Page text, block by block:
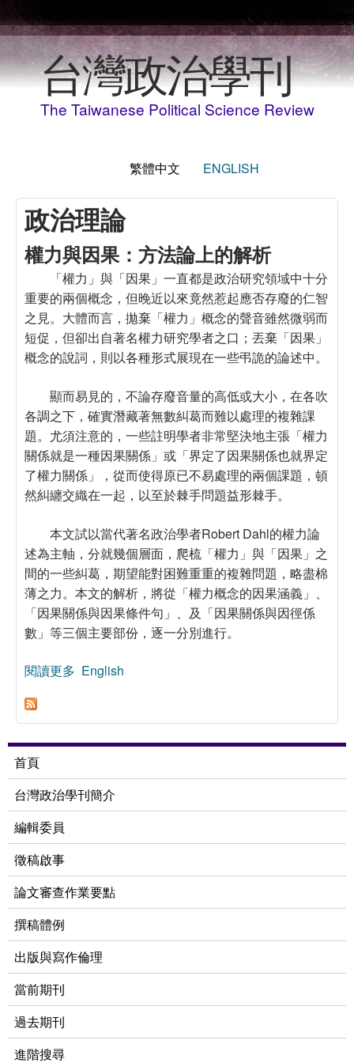
台灣政治學刊
The Taiwanese Political Science Review
繁體中文 ENGLISH
政治理論
權力與因果：方法論上的解析
「權力」與「因果」一直都是政治研究領域中十分
重要的兩個概念，但晚近以來竟然惹起應否存廢的仁智
之見。大體而言，拋棄「權力」概念的聲音雖然微弱而
短促，但卻出自著名權力研究學者之口；丟棄「因果」
概念的說詞，則以各種形式展現在一些弔詭的論述中。
顯而易見的，不論存廢音量的高低或大小，在各吹
各調之下，確實潛藏著無數糾葛而難以處理的複雜課
題。尤須注意的，一些註明學者非常堅決地主張「權力
關係就是一種因果關係」或「界定了因果關係也就界定
了權力關係」，從而使得原已不易處理的兩個課題，頓
然糾纏交織在一起，以至於棘手問題益形棘手。
本文試以當代著名政治學者Robert Dahl的權力論
述為主軸，分就幾個層面，爬梳「權力」與「因果」之
間的一些糾葛，期望能對困難重重的複雜問題，略盡棉
薄之力。本文的解析，將從「權力概念的因果涵義」、
「因果關係與因果條件句」、及「因果關係與因徑係
數」等三個主要部份，逐一分別進行。
閱讀更多 關於權力與因果：方法論上的解析
English
首頁
台灣政治學刊簡介
編輯委員
徵稿啟事
論文審查作業要點
撰稿體例
出版與寫作倫理
當前期刊
過去期刊
進階搜尋